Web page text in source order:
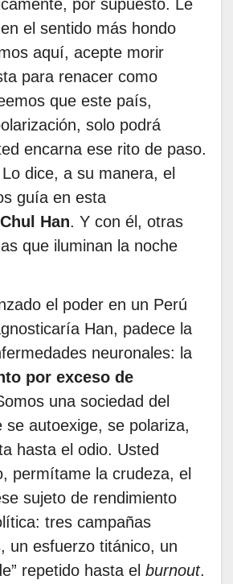
por supuesto. Le
el sentido más hondo
aquí, acepte morir
para renacer como
que este país,
solo podrá
encarna ese rito de paso.
dice, a su manera, el
guía en esta
Han. Y con él, otras
que iluminan la noche
el poder en un Perú
Han, padece la
neuronales: la
por exceso de
una sociedad del
se autoexige, se polariza,
hasta el odio. Usted
permítame la crudeza, el
sujeto de rendimiento
tres campañas
un esfuerzo titánico, un
repetido hasta el burnout.